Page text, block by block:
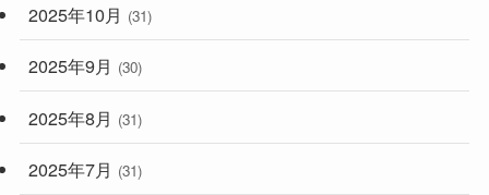
2025年10月 (31)
2025年9月 (30)
2025年8月 (31)
2025年7月 (31)